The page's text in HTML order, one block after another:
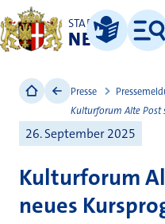
STADT
NEUSS
Leichte Sprache
Menü
Presse
Kulturforum Alte Post
26. September 2025
Kulturforum
neues